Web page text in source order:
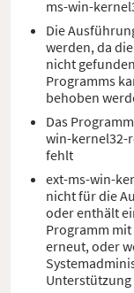
ms-win-
Die
werden, da
nicht
Programms
behoben
Das
win-kernel32-
fehlt
ext-ms-win-
nicht für die
oder enthält
Programm
erneut, oder